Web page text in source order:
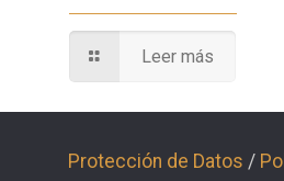
Leer más
Protección de Datos /